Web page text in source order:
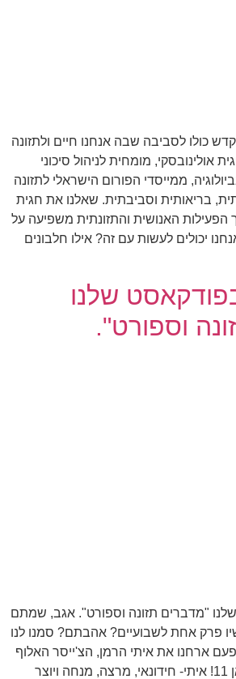
כולו לסביבה שבה אנחנו חיים ולתזונה
אולינובסקי, מומחית לניהול סיכוני
ממייסדי הפורום הישראלי לתזונה
בריאותית וסביבתית. שאלנו את חגית
האנושית והתזונתית משפיעה על
יכולים לעשות עם זה? אילו חלבונים
שלנו
וספורט".
"מדברים תזונה וספורט". אגב, שמתם
פרק אחת לשבועיים? אהבתם? סמנו לנו
ארחנו את איתי הרמן, הצ'ייסר האלוף
מתכנית "המרדף" בכאן 11! איתי- חידונאי, מרצה, מנחה ויוצר